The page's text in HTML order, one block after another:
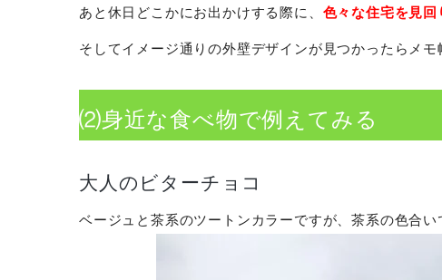
あと休日どこかにお出かけする際に、 色々な住宅を見回
そしてイメージ通りの外壁デザインが見つかったらメ
⑵身近な食べ物で例えてみる
大人のビターチョコ
ベージュと茶系のツートンカラーですが、茶系の色合